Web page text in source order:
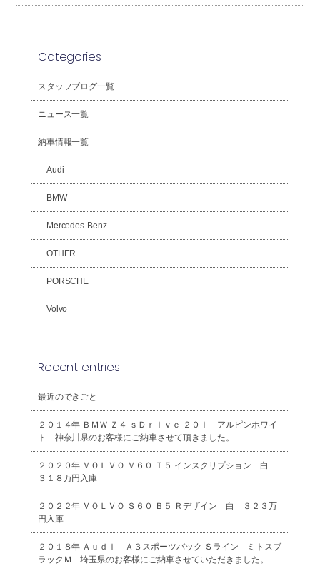
Categories
スタッフブログ一覧
ニュース一覧
納車情報一覧
Audi
BMW
Mercedes-Benz
OTHER
PORSCHE
Volvo
Recent entries
最近のできごと
２０１４年 ＢＭＷ Ｚ４ ｓＤｒｉｖｅ ２０ｉ アルピンホワイ
ト 神奈川県のお客様にご納車させて頂きました。
２０２０年 ＶＯＬＶＯ Ｖ６０ Ｔ５ インスクリプション 白
３１８万円入庫
２０２２年 ＶＯＬＶＯ Ｓ６０ Ｂ５ Ｒデザイン 白 ３２３万
円入庫
２０１８年 Ａｕｄｉ Ａ３スポーツバック Ｓライン ミトスブ
ラックＭ 埼玉県のお客様にご納車させていただきました。